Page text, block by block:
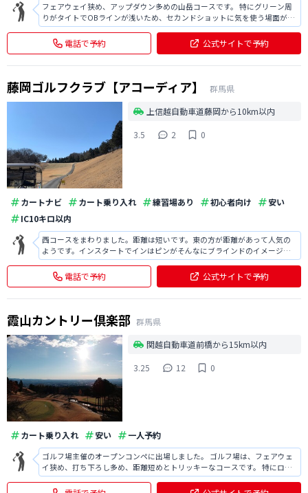
フェアウェイ狭め、アップダウン多めの山岳コースです。 特にグリーン周
りがタイトでOBラインが浅いため、セカンドショットに気を使う場面が多
かったです。 スコアが出やすいコースではないと思いますが、 値段が安い
ので、練習ラウンドの最適かと思います。
電話で予約 公式サイトで予約
藤岡ゴルフクラブ【アコーディア】
群馬県
上信越自動車道藤岡から10km以内
3.5
2 0
カートナビ カート乗り入れ 練習場あり 初心者向け
安い
IC10キロ以内
西コースをまわりました。距離は短いです。東の方が距離があって人気の
ようです。インスタートでインはピンがそんなにブラインドのイメージが
なかったのですがアウトは写真のように打ち上げ、吹き流しより先はわか
らない状況が多かった印象でした。寒い日でしたのでグリーンだけでな
く、フェアウェイも固く、常に手前からを
電話で予約 公式サイトで予約
霞山カントリー倶楽部 群馬県
関越自動車道前橋から15km以内
3.25
12 0
カート乗り入れ 安い 一人予約
ゴルフ場主催のオープンコンペに出場しました。 ゴルフ場は、フェアウェ
イ狭め、打ち下ろし多め、距離短めとトリッキーなコースです。 特にロン
グホールのグリーン周りに池があり、キャリーで確実に乗せなければ池に
入ってしまうようなコースも多かったです。 距離は打ち下ろしが多いた